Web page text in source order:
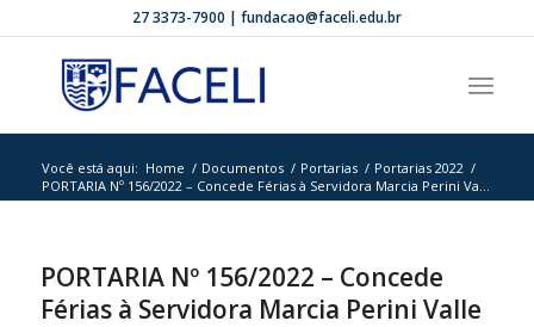
27 3373-7900 | fundacao@faceli.edu.br
Você está aqui: Home / Documentos / Portarias / Portarias 2022 /
PORTARIA Nº 156/2022 – Concede Férias à Servidora Marcia Perini Va...
PORTARIA Nº 156/2022 – Concede
Férias à Servidora Marcia Perini Valle